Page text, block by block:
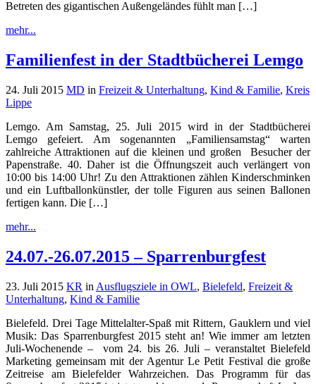
Betreten des gigantischen Außengeländes fühlt man […]
mehr...
Familienfest in der Stadtbücherei Lemgo
24. Juli 2015 MD in Freizeit & Unterhaltung, Kind & Familie, Kreis
Lippe
Lemgo. Am Samstag, 25. Juli 2015 wird in der Stadtbücherei
Lemgo gefeiert. Am sogenannten „Familiensamstag“ warten
zahlreiche Attraktionen auf die kleinen und großen Besucher der
Papenstraße. 40. Daher ist die Öffnungszeit auch verlängert von
10:00 bis 14:00 Uhr! Zu den Attraktionen zählen Kinderschminken
und ein Luftballonkünstler, der tolle Figuren aus seinen Ballonen
fertigen kann. Die […]
mehr...
24.07.-26.07.2015 – Sparrenburgfest
23. Juli 2015 KR in Ausflugsziele in OWL, Bielefeld, Freizeit &
Unterhaltung, Kind & Familie
Bielefeld. Drei Tage Mittelalter-Spaß mit Rittern, Gauklern und viel
Musik: Das Sparrenburgfest 2015 steht an! Wie immer am letzten
Juli-Wochenende – vom 24. bis 26. Juli – veranstaltet Bielefeld
Marketing gemeinsam mit der Agentur Le Petit Festival die große
Zeitreise am Bielefelder Wahrzeichen. Das Programm für das